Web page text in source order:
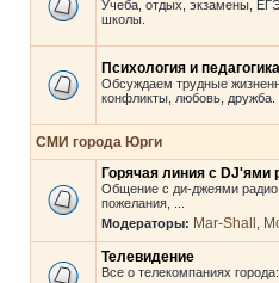
Учеба, отдых, экзамены,
школы.
Психология и педагогика
Обсуждаем трудные
конфликты, любовь, дружба.
СМИ города Юрги
Горячая линия с DJ'ями
Общение с ди-джеями радио
пожелания, ...
Модераторы: Mar-Shall
Телевидение
Все о телекомпаниях